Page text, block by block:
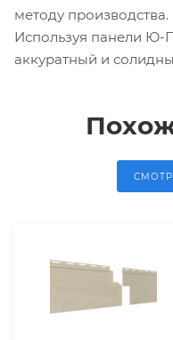
методу производства.
Используя панели Ю-
аккуратный и